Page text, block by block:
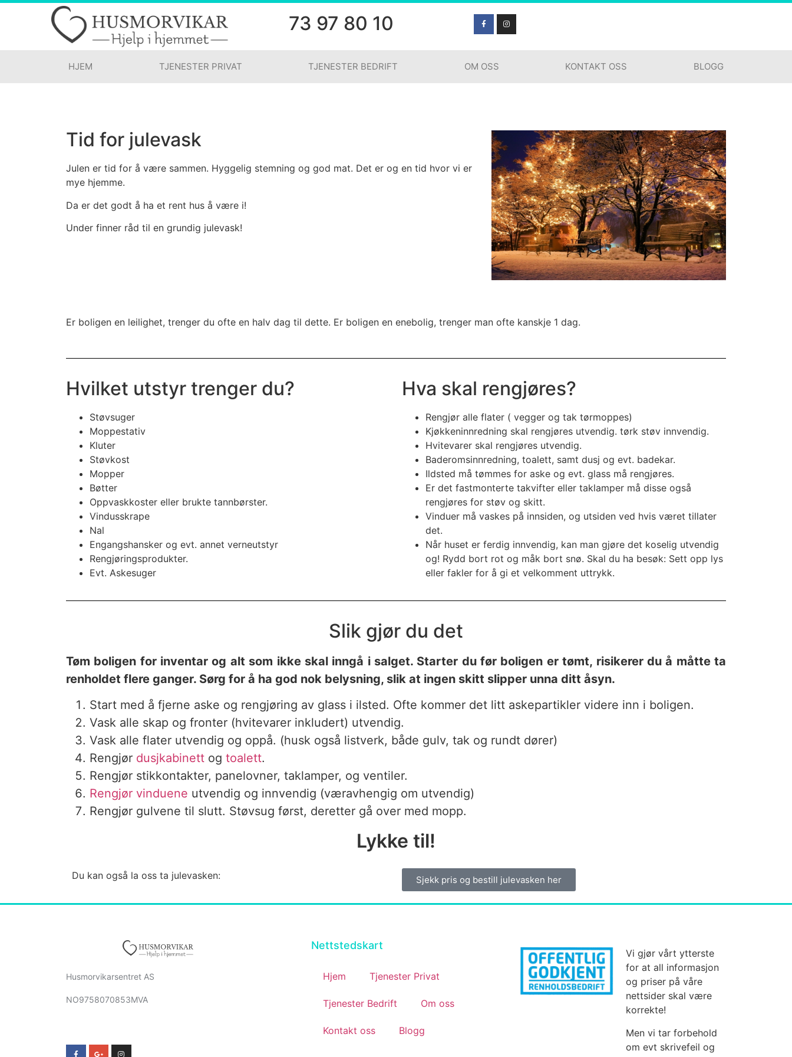
73 97 80 10
HJEM TJENESTER PRIVAT TJENESTER BEDRIFT OM OSS KONTAKT OSS BLOGG
Tid for julevask
Julen er tid for å være sammen. Hyggelig stemning og god mat. Det er og en tid hvor vi er
mye hjemme.
Da er det godt å ha et rent hus å være i!
Under finner råd til en grundig julevask!
Er boligen en leilighet, trenger du ofte en halv dag til dette. Er boligen en enebolig, trenger man ofte kanskje 1 dag.
Hvilket utstyr trenger du?
Støvsuger
Moppestativ
Kluter
Støvkost
Mopper
Bøtter
Oppvaskkoster eller brukte tannbørster.
Vindusskrape
Nal
Engangshansker og evt. annet verneutstyr
Rengjøringsprodukter.
Evt. Askesuger
Hva skal rengjøres?
Rengjør alle flater ( vegger og tak tørmoppes)
Kjøkkeninnredning skal rengjøres utvendig. tørk støv innvendig.
Hvitevarer skal rengjøres utvendig.
Baderomsinnredning, toalett, samt dusj og evt. badekar.
Ildsted må tømmes for aske og evt. glass må rengjøres.
Er det fastmonterte takvifter eller taklamper må disse også
rengjøres for støv og skitt.
Vinduer må vaskes på innsiden, og utsiden ved hvis været tillater
det.
Når huset er ferdig innvendig, kan man gjøre det koselig utvendig
og! Rydd bort rot og måk bort snø. Skal du ha besøk: Sett opp lys
eller fakler for å gi et velkomment uttrykk.
Slik gjør du det
Tøm boligen for inventar og alt som ikke skal inngå i salget. Starter du før boligen er tømt, risikerer du å måtte ta
renholdet flere ganger. Sørg for å ha god nok belysning, slik at ingen skitt slipper unna ditt åsyn.
Start med å fjerne aske og rengjøring av glass i ilsted. Ofte kommer det litt askepartikler videre inn i boligen.
Vask alle skap og fronter (hvitevarer inkludert) utvendig.
Vask alle flater utvendig og oppå. (husk også listverk, både gulv, tak og rundt dører)
Rengjør dusjkabinett og toalett.
Rengjør stikkontakter, panelovner, taklamper, og ventiler.
Rengjør vinduene utvendig og innvendig (væravhengig om utvendig)
Rengjør gulvene til slutt. Støvsug først, deretter gå over med mopp.
Lykke til!
Du kan også la oss ta julevasken: Sjekk pris og bestill julevasken her
Husmorvikarsentret AS
NO9758070853MVA
Nettstedskart
Hjem Tjenester Privat
Tjenester Bedrift Om oss
Kontakt oss Blogg
Vi gjør vårt ytterste
for at all informasjon
og priser på våre
nettsider skal være
korrekte!
Men vi tar forbehold
om evt skrivefeil og